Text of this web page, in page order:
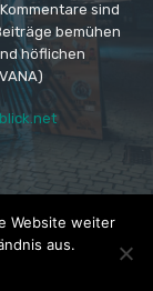
sind
bemühen
höflichen
Website weiter
aus.